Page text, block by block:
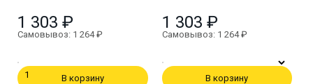
1 303 ₽
Самовывоз: 1 264 ₽
В корзину
1 303 ₽
Самовывоз: 1 264 ₽
В корзину